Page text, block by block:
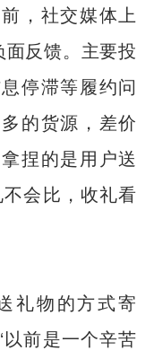
，社交媒体上
面反馈。主要投
停滞等履约问
的货源，差价
捏的是用户送
会比，收礼看
礼物的方式寄
前是一个辛苦